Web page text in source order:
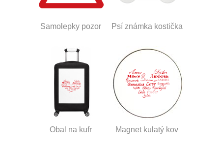
Samolepky pozor Psí známka kostička
Obal na kufr Magnet kulatý kov